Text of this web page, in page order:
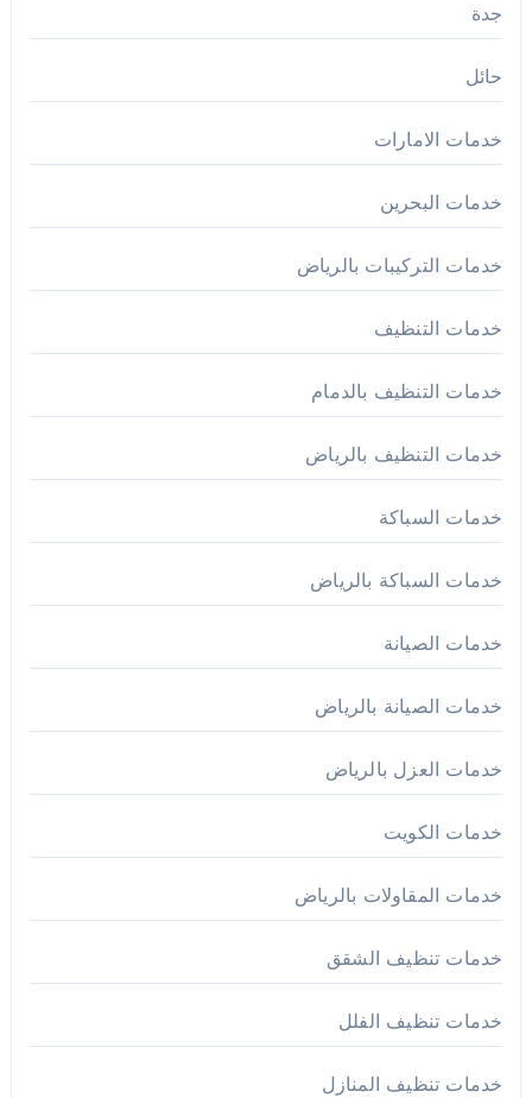
جدة
حائل
خدمات الامارات
خدمات البحرين
خدمات التركيبات بالرياض
خدمات التنظيف
خدمات التنظيف بالدمام
خدمات التنظيف بالرياض
خدمات السباكة
خدمات السباكة بالرياض
خدمات الصيانة
خدمات الصيانة بالرياض
خدمات العزل بالرياض
خدمات الكويت
خدمات المقاولات بالرياض
خدمات تنظيف الشقق
خدمات تنظيف الفلل
خدمات تنظيف المنازل